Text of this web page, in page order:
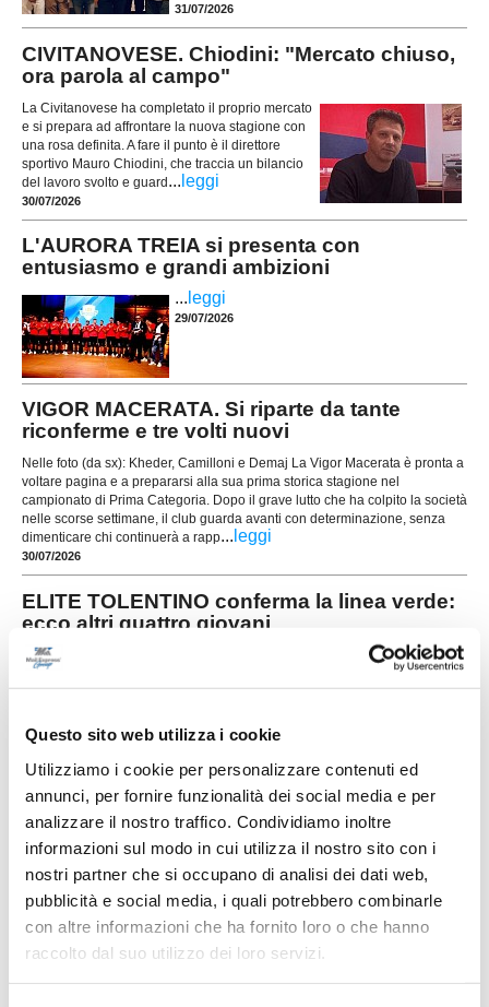
Questo sito web utilizza i cookie
Utilizziamo i cookie per personalizzare contenuti ed
annunci, per fornire funzionalità dei social media e per
analizzare il nostro traffico. Condividiamo inoltre
informazioni sul modo in cui utilizza il nostro sito con i
nostri partner che si occupano di analisi dei dati web,
pubblicità e social media, i quali potrebbero combinarle
con altre informazioni che ha fornito loro o che hanno
raccolto dal suo utilizzo dei loro servizi.
31/07/2026
CIVITANOVESE. Chiodini: "Mercato chiuso,
ora parola al campo"
La Civitanovese ha completato il proprio mercato
e si prepara ad affrontare la nuova stagione con
una rosa definita. A fare il punto è il direttore
sportivo Mauro Chiodini, che traccia un bilancio
del lavoro svolto e guard... leggi
30/07/2026
L'AURORA TREIA si presenta con
entusiasmo e grandi ambizioni
... leggi
29/07/2026
VIGOR MACERATA. Si riparte da tante
riconferme e tre volti nuovi
Nelle foto (da sx): Kheder, Camilloni e Demaj La Vigor Macerata è pronta a
voltare pagina e a prepararsi alla sua prima storica stagione nel
campionato di Prima Categoria. Dopo il grave lutto che ha colpito la società
nelle scorse settimane, il club guarda avanti con determinazione, senza
dimenticare chi continuerà a rapp... leggi
30/07/2026
ELITE TOLENTINO conferma la linea verde:
ecco altri quattro giovani
Prosegue la costruzione della rosa dell'Elite
Tolentino in vista del prossimo campionato di
Prima Categoria. La società conferma la linea
saranno a disposizione di
UNION PICENA, mercato giovane e
ambizioso: le novità
POTENZA PICENA. La Union Picena continua a
costruire con decisione la rosa che affronterà la
stagione 2026/2027, puntando su un mix di
giovani talenti, giocatori già pronti per la categoria
e figure di esperienza nell'area tecnica. Il club di
Potenza Picena ha ufficializzato una serie di
contin...leggi